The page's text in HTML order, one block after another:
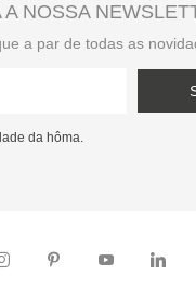
A NOSSA
a par de todas as
da hôma.